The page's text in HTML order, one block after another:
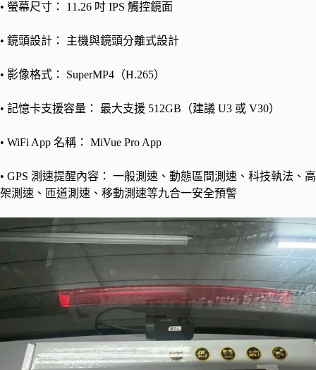
• 螢幕尺寸： 11.26 吋 IPS 觸控鏡面
• 鏡頭設計： 主機與鏡頭分離式設計
• 影像格式： SuperMP4（H.265）
• 記憶卡支援容量： 最大支援 512GB（建議 U3 或 V30）
• WiFi App 名稱： MiVue Pro App
• GPS 測速提醒內容： 一般測速、動態區間測速、科技執法、高
架測速、匝道測速、移動測速等九合一安全預警